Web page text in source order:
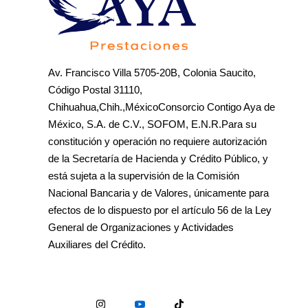
Av. Francisco Villa 5705-20B, Colonia Saucito,
Código Postal 31110,
Chihuahua,Chih.,MéxicoConsorcio Contigo Aya de
México, S.A. de C.V., SOFOM, E.N.R.Para su
constitución y operación no requiere autorización
de la Secretaría de Hacienda y Crédito Público, y
está sujeta a la supervisión de la Comisión
Nacional Bancaria y de Valores, únicamente para
efectos de lo dispuesto por el artículo 56 de la Ley
General de Organizaciones y Actividades
Auxiliares del Crédito.